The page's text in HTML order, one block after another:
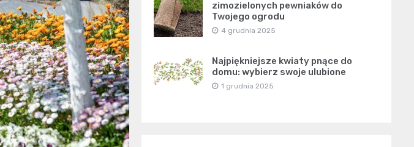
zimozielonych pewniaków do
Twojego ogrodu
4 grudnia 2025
Najpiękniejsze kwiaty pnące do
domu: wybierz swoje ulubione
1 grudnia 2025